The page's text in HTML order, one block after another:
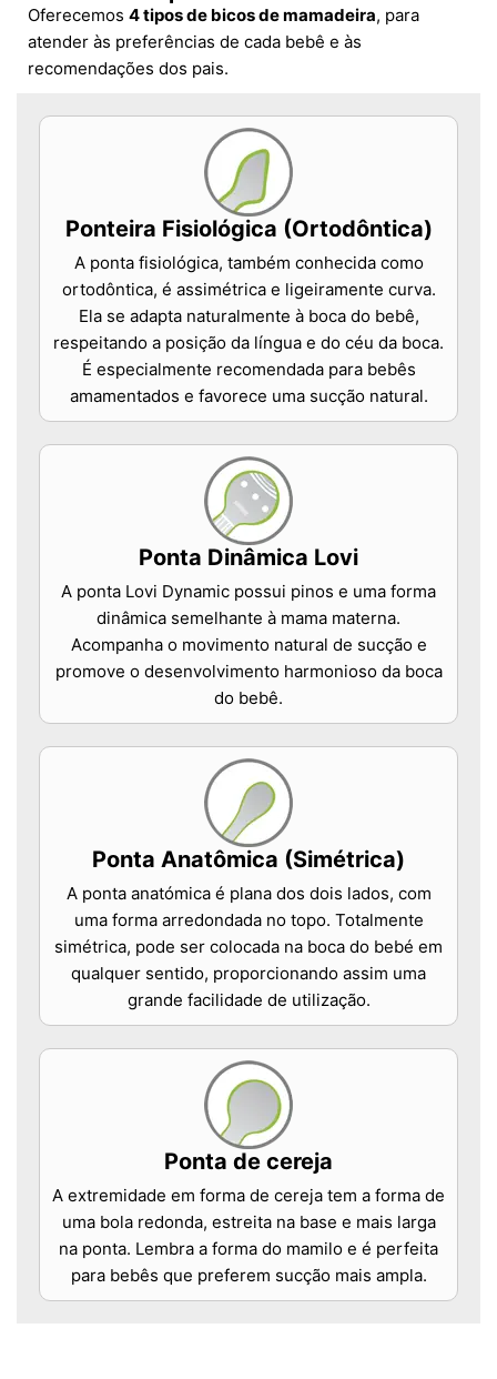
Oferecemos 4 tipos de bicos de mamadeira, para
atender às preferências de cada bebê e às
recomendações dos pais.
Ponteira Fisiológica (Ortodôntica)
A ponta fisiológica, também conhecida como
ortodôntica, é assimétrica e ligeiramente curva.
Ela se adapta naturalmente à boca do bebê,
respeitando a posição da língua e do céu da boca.
É especialmente recomendada para bebês
amamentados e favorece uma sucção natural.
Ponta Dinâmica Lovi
A ponta Lovi Dynamic possui pinos e uma forma
dinâmica semelhante à mama materna.
Acompanha o movimento natural de sucção e
promove o desenvolvimento harmonioso da boca
do bebê.
Ponta Anatômica (Simétrica)
A ponta anatómica é plana dos dois lados, com
uma forma arredondada no topo. Totalmente
simétrica, pode ser colocada na boca do bebé em
qualquer sentido, proporcionando assim uma
grande facilidade de utilização.
Ponta de cereja
A extremidade em forma de cereja tem a forma de
uma bola redonda, estreita na base e mais larga
na ponta. Lembra a forma do mamilo e é perfeita
para bebês que preferem sucção mais ampla.